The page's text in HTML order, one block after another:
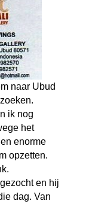
naar Ubud
ik nog
het
enorme
opzetten.
en hij
dag. Van